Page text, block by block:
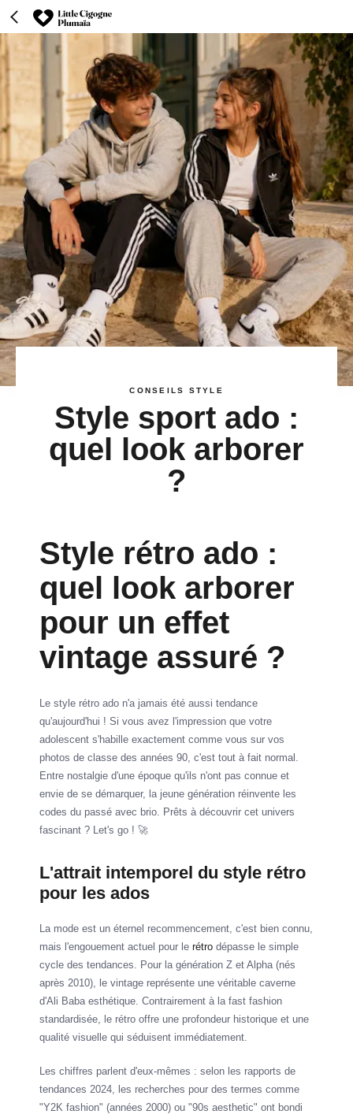
CONSEILS STYLE
Style sport ado :
quel look arborer
?
Style rétro ado :
quel look arborer
pour un effet
vintage assuré ?
Le style rétro ado n'a jamais été aussi tendance
qu'aujourd'hui ! Si vous avez l'impression que votre
adolescent s'habille exactement comme vous sur vos
photos de classe des années 90, c'est tout à fait normal.
Entre nostalgie d'une époque qu'ils n'ont pas connue et
envie de se démarquer, la jeune génération réinvente les
codes du passé avec brio. Prêts à découvrir cet univers
fascinant ? Let's go ! 🚀
L'attrait intemporel du style rétro
pour les ados
La mode est un éternel recommencement, c'est bien connu,
mais l'engouement actuel pour le rétro dépasse le simple
cycle des tendances. Pour la génération Z et Alpha (nés
après 2010), le vintage représente une véritable caverne
d'Ali Baba esthétique. Contrairement à la fast fashion
standardisée, le rétro offre une profondeur historique et une
qualité visuelle qui séduisent immédiatement.
Les chiffres parlent d'eux-mêmes : selon les rapports de
tendances 2024, les recherches pour des termes comme
"Y2K fashion" (années 2000) ou "90s aesthetic" ont bondi